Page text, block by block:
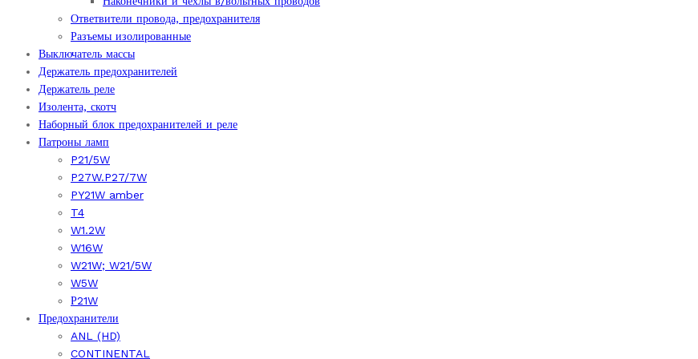
Ответвители провода, предохранителя
Разъемы изолированные
Выключатель массы
Держатель предохранителей
Держатель реле
Изолента, скотч
Наборный блок предохранителей и реле
Патроны ламп
P21/5W
P27W.P27/7W
PY21W amber
T4
W1.2W
W16W
W21W; W21/5W
W5W
Р21W
Предохранители
ANL (HD)
CONTINENTAL